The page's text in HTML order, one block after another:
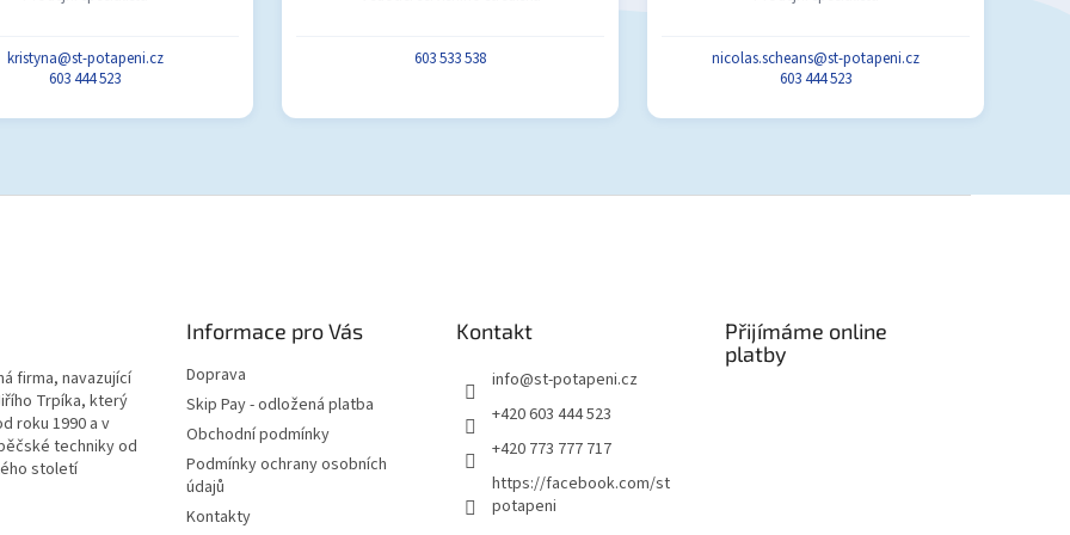
kristyna@st-potapeni.cz
603 444 523
603 533 538
nicolas.scheans@st-potapeni.cz
603 444 523
firma, navazující
Trpíka, který
roku 1990 a v
techniky od
století
Informace pro Vás
Doprava
Skip Pay - odložená platba
Obchodní podmínky
Podmínky ochrany osobních
údajů
Kontakty
Kontakt
info@st-potapeni.cz
+420 603 444 523
+420 773 777 717
https://facebook.com/st
potapeni
Přijímáme online
platby